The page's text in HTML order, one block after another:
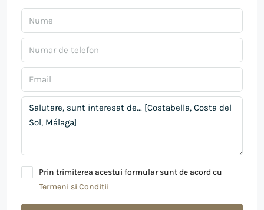
Prin trimiterea acestui formular sunt de acord cu
Termeni si Conditii